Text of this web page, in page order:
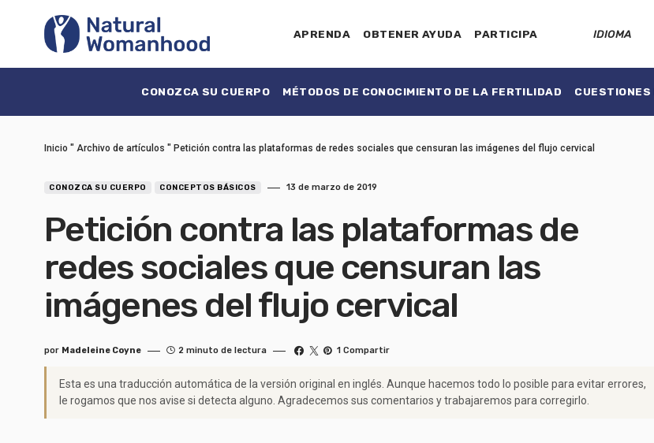
APRENDA OBTENER AYUDA PARTICIPA IDIOMA
CONOZCA SU CUERPO MÉTODOS DE CONOCIMIENTO DE LA FERTILIDAD CUESTIONES
Inicio " Archivo de artículos " Petición contra las plataformas de redes sociales que censuran las imágenes del flujo cervical
CONOZCA SU CUERPO CONCEPTOS BÁSICOS 13 de marzo de 2019
Petición contra las plataformas de
redes sociales que censuran las
imágenes del flujo cervical
por Madeleine Coyne 2 minuto de lectura 1 Compartir
Esta es una traducción automática de la versión original en inglés. Aunque hacemos todo lo posible para evitar errores,
le rogamos que nos avise si detecta alguno. Agradecemos sus comentarios y trabajaremos para corregirlo.